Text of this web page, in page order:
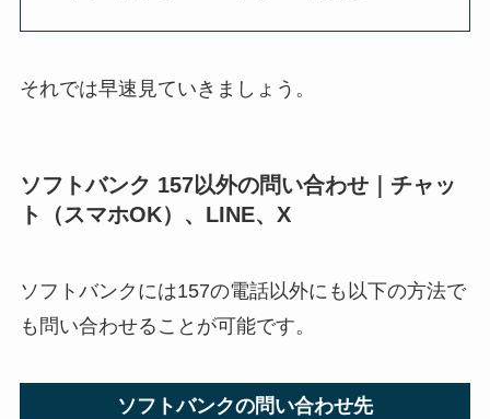
それでは早速見ていきましょう。
ソフトバンク 157以外の問い合わせ｜チャッ
ト（スマホOK）、LINE、X
ソフトバンクには157の電話以外にも以下の方法で
も問い合わせることが可能です。
ソフトバンクの問い合わせ先